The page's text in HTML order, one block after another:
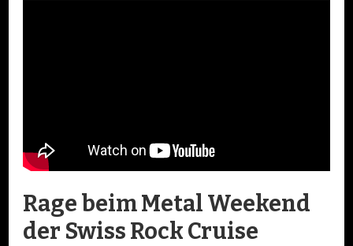
Rage beim Metal Weekend
der Swiss Rock Cruise